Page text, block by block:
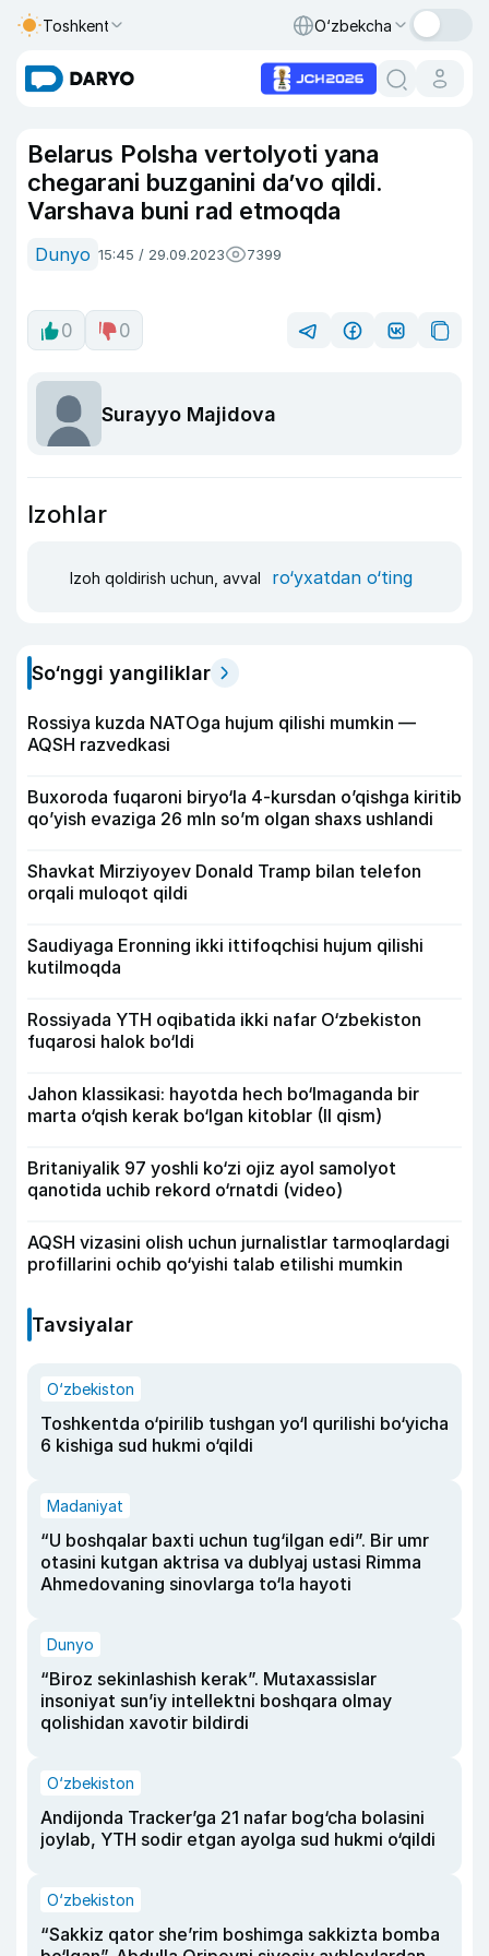
Toshkent O‘zbekcha
Belarus Polsha vertolyoti yana
chegarani buzganini da’vo qildi.
Varshava buni rad etmoqda
Dunyo 15:45 / 29.09.2023 7399
0 0
Surayyo Majidova
Izohlar
Izoh qoldirish uchun, avval ro‘yxatdan o‘ting
So‘nggi yangiliklar
Rossiya kuzda NATOga hujum qilishi mumkin —
AQSH razvedkasi
Buxoroda fuqaroni biryo‘la 4-kursdan o’qishga kiritib
qo’yish evaziga 26 mln so’m olgan shaxs ushlandi
Shavkat Mirziyoyev Donald Tramp bilan telefon
orqali muloqot qildi
Saudiyaga Eronning ikki ittifoqchisi hujum qilishi
kutilmoqda
Rossiyada YTH oqibatida ikki nafar O‘zbekiston
fuqarosi halok bo‘ldi
Jahon klassikasi: hayotda hech bo‘lmaganda bir
marta o‘qish kerak bo‘lgan kitoblar (II qism)
Britaniyalik 97 yoshli ko‘zi ojiz ayol samolyot
qanotida uchib rekord o‘rnatdi (video)
AQSH vizasini olish uchun jurnalistlar tarmoqlardagi
profillarini ochib qo‘yishi talab etilishi mumkin
Tavsiyalar
O‘zbekiston
Toshkentda o‘pirilib tushgan yo‘l qurilishi bo‘yicha
6 kishiga sud hukmi o‘qildi
Madaniyat
“U boshqalar baxti uchun tug‘ilgan edi”. Bir umr
otasini kutgan aktrisa va dublyaj ustasi Rimma
Ahmedovaning sinovlarga to‘la hayoti
Dunyo
“Biroz sekinlashish kerak”. Mutaxassislar
insoniyat sun’iy intellektni boshqara olmay
qolishidan xavotir bildirdi
O‘zbekiston
Andijonda Tracker’ga 21 nafar bog‘cha bolasini
joylab, YTH sodir etgan ayolga sud hukmi o‘qildi
O‘zbekiston
“Sakkiz qator she’rim boshimga sakkizta bomba